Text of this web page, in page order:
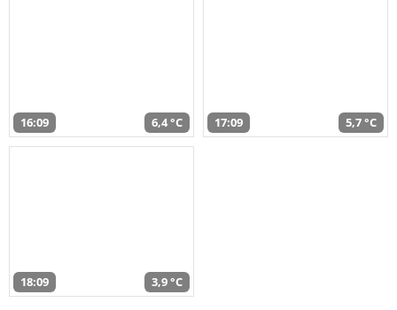
16:09 6,4 °C 17:09 5,7 °C
18:09 3,9 °C